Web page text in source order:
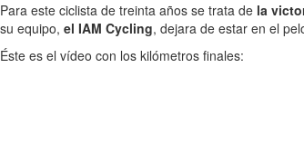
Para este ciclista de treinta años se trata de la
su equipo, el IAM Cycling, dejara de estar en el
Éste es el vídeo con los kilómetros finales: